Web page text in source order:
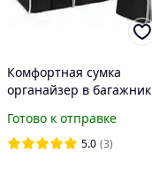
Комфортная сумка
органайзер в багажник
хранения вещей и
продуктов Топ продаж
Готово к отправке
5.0 (3)